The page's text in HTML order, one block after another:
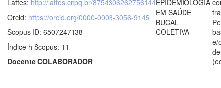
Lattes: http://lattes.cnpq.br/8754306262756144
Orcid: https://orcid.org/0000-0003-3056-9145
Scopus ID: 6507247138
Índice h Scopus: 11
Docente COLABORADOR
EPIDEMIOLOGIA
EM SAÚDE
BUCAL
COLETIVA
e/